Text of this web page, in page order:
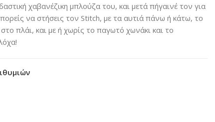
χαβανέζικη μπλούζα του, και μετά πήγαινέ τον για
να στήσεις τον Stitch, με τα αυτιά πάνω ή κάτω, το
πλάι, και με ή χωρίς το παγωτό χωνάκι και το